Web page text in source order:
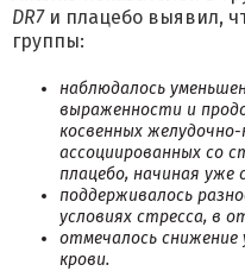
DR7и плацебо выявил,
группы:
наблюдалось
выраженности и
косвенных
ассоциированных со
плацебо, начиная уже
поддерживалось
условиях стресса, в
отмечалось снижение
крови.